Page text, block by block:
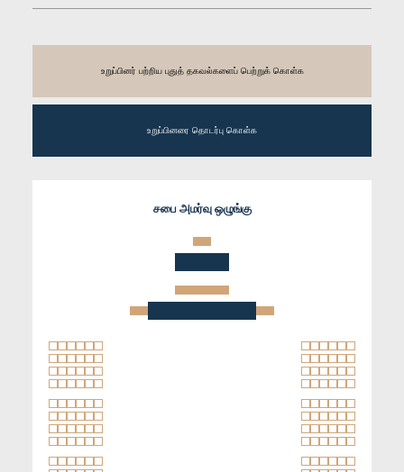
உறுப்பினர் பற்றிய புதுத் தகவல்களைப் பெற்றுக் கொள்க
உறுப்பினரை தொடர்பு கொள்க
சபை அமர்வு ஒழுங்கு